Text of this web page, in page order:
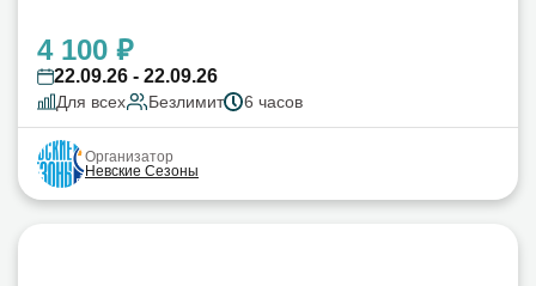
4 100 ₽
22.09.26 - 22.09.26
Для всех Безлимит 6 часов
Организатор
Невские Сезоны